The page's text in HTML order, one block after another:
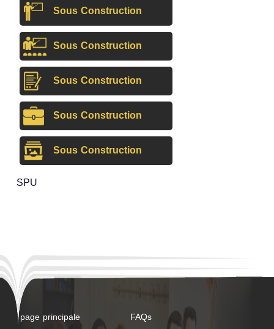
Sous Construction
Sous Construction
Sous Construction
Sous Construction
Sous Construction
SPU
page principale
FAQs